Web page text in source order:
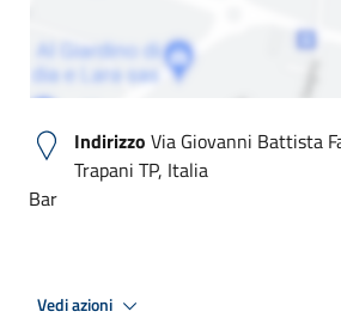
Indirizzo Via Giovanni Battista
Trapani TP, Italia
Bar
Vedi azioni